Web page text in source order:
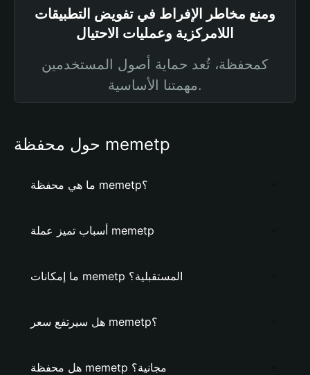
ومنع مخاطر الإفراط في تفويض التطبيقات
اللامركزية وعمليات الاحتيال
كمحفظة، تُعد حماية أصول المستخدمين
مهمتنا الأساسية.
حول محفظة memetp
ما هي محفظة memetp؟
أسباب تميز عملة memetp
ما إمكانات memetp المستقبلية؟
هل سيرتفع سعر memetp؟
هل محفظة memetp مجانية؟